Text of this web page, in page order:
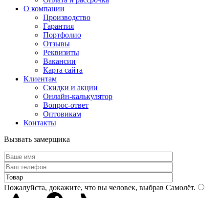
О компании
Производство
Гарантия
Портфолио
Отзывы
Реквизиты
Вакансии
Карта сайта
Клиентам
Скидки и акции
Онлайн-калькулятор
Вопрос-ответ
Оптовикам
Контакты
Вызвать замерщика
Пожалуйста, докажите, что вы человек, выбрав Самолёт.